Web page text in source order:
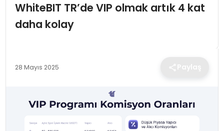
EKONOMI
EĞITIM
WhiteBIT TR’de VIP olmak artık 4 kat
daha kolay
28 Mayıs 2025